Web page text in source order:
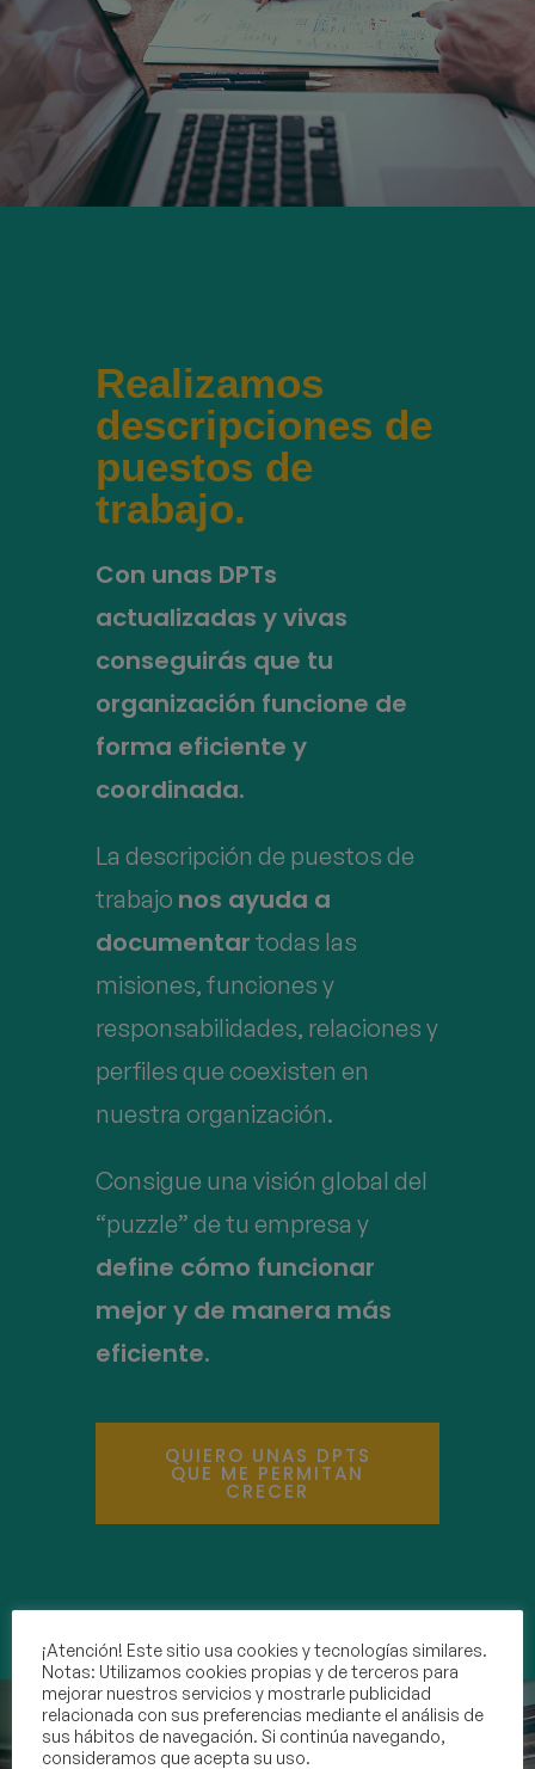
Realizamos
descripciones de
puestos de
trabajo.
Con unas DPTs
actualizadas y vivas
conseguirás que tu
organización funcione de
forma eficiente y
coordinada.
La descripción de puestos de
trabajo nos ayuda a
documentar todas las
misiones, funciones y
responsabilidades, relaciones y
perfiles que coexisten en
nuestra organización.
Consigue una visión global del
“puzzle” de tu empresa y
define cómo funcionar
mejor y de manera más
eficiente.
QUIERO UNAS DPTS
QUE ME PERMITAN
CRECER
¡Atención! Este sitio usa cookies y tecnologías similares.
Notas: Utilizamos cookies propias y de terceros para
mejorar nuestros servicios y mostrarle publicidad
relacionada con sus preferencias mediante el análisis de
sus hábitos de navegación. Si continúa navegando,
consideramos que acepta su uso.